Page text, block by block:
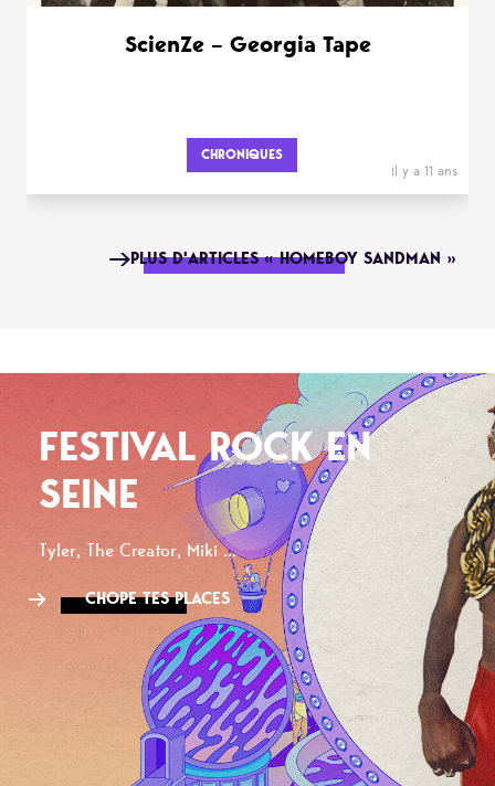
ScienZe – Georgia Tape
CHRONIQUES
il y a 11 ans
PLUS D'ARTICLES « HOMEBOY SANDMAN »
FESTIVAL ROCK EN
SEINE
Tyler, The Creator, Miki ...
CHOPE TES PLACES